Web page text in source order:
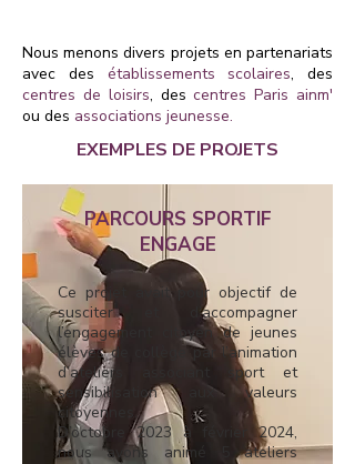
Nous menons divers projets en partenariats
avec des établissements scolaires, des
centres de loisirs, descentres Paris ainm'
ou des associations jeunesse.
EXEMPLES DE PROJETS
PARCOURS SPORTIF
ENGAGE
Ce projet avait pour objectif de
susciter et d’accompagner
l’engagement citoyen de jeunes
élèves de collège par l’animation
d’ateliers associant sport et
sensibilisation aux valeurs
citoyennes.
D’octobre 2023 à février 2024,
nous avons animé 5 ateliers